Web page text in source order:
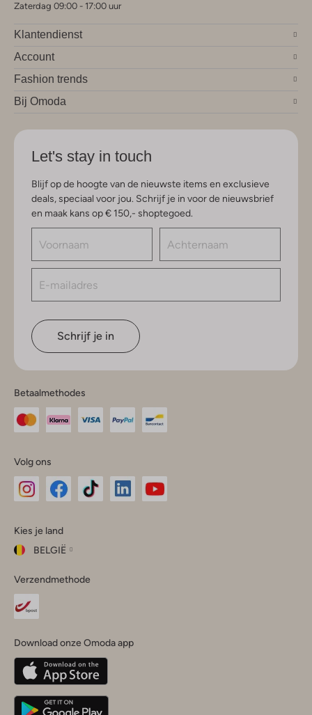
Zaterdag 09:00 - 17:00 uur
Klantendienst
Account
Fashion trends
Bij Omoda
Let's stay in touch
Blijf op de hoogte van de nieuwste items en exclusieve
deals, speciaal voor jou. Schrijf je in voor de nieuwsbrief
en maak kans op € 150,- shoptegoed.
Schrijf je in
Betaalmethodes
Volg ons
InstagramFacebook
Kies je land
BELGIË
je
land
Belgique(Français)
Deutschland
Verzendmethode
Download onze Omoda app